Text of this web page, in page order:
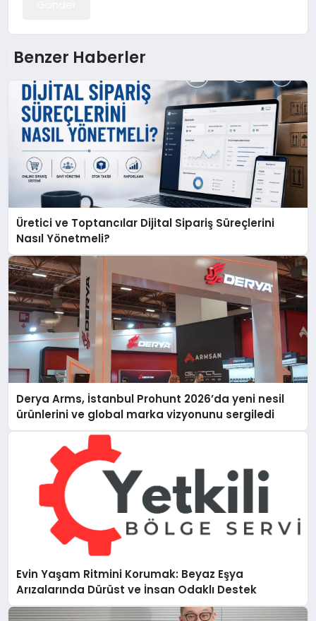
Benzer Haberler
Üretici ve Toptancılar Dijital Sipariş Süreçlerini
Nasıl Yönetmeli?
Derya Arms, İstanbul Prohunt 2026’da yeni nesil
ürünlerini ve global marka vizyonunu sergiledi
Evin Yaşam Ritmini Korumak: Beyaz Eşya
Arızalarında Dürüst ve İnsan Odaklı Destek